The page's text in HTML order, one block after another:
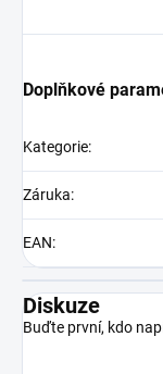
Doplňkové
Kategorie:
Záruka:
EAN:
Diskuze
Buďte první, kdo